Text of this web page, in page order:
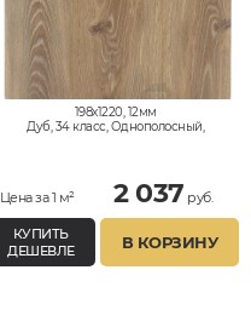
198x1220, 12мм
Дуб, 34 класс, Однополосный,
Цена за 1 м² 2 037 руб.
КУПИТЬ
ДЕШЕВЛЕ
В КОРЗИНУ